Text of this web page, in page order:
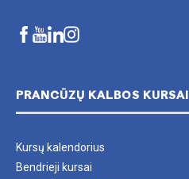
PRANCŪZŲ KALBOS KURSAI
Kursų kalendorius
Bendrieji kursai